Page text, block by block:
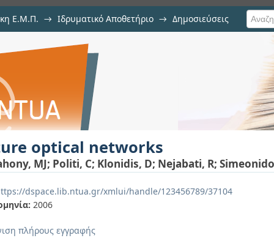
Ε.Μ.Π. → Ιδρυματικό Αποθετήριο → Δημοσιεύσεις
optical networks
MJ; Politi, C; Klonidis, D; Nejabati, R;
dspace.lib.ntua.gr/xmlui/handle/123456789/37104
2006
πλήρους εγγραφής